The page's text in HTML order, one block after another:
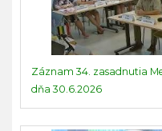
Záznam 34. zasadnutia
dňa 30.6.2026